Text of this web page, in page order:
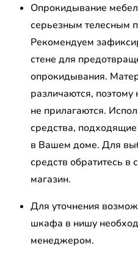
Опрокидывание
серьезным телесным
Рекомендуем
стене для
опрокидывания.
различаются,
не прилагаются.
средства,
в Вашем доме. Для
средств обратитесь
магазин.
Для уточнения
шкафа в нишу
менеджером.